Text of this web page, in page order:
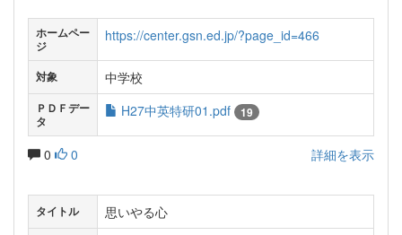
ホームペー
ジ
https://center.gsn.ed.jp/?page_id=466
対象 中学校
ＰＤＦデー
タ
H27中英特研01.pdf 19
0 0 詳細を表示
タイトル 思いやる心